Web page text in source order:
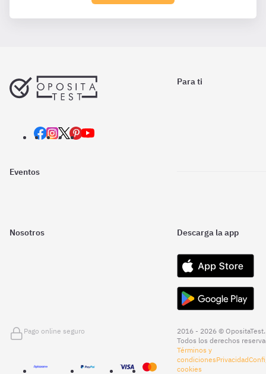
Para ti
Eventos
Nosotros Descarga la app
Pago online seguro
2016 - 2026 © OpositaTest.
Todos los derechos
Términos y
condicionesPrivacidad
cookies